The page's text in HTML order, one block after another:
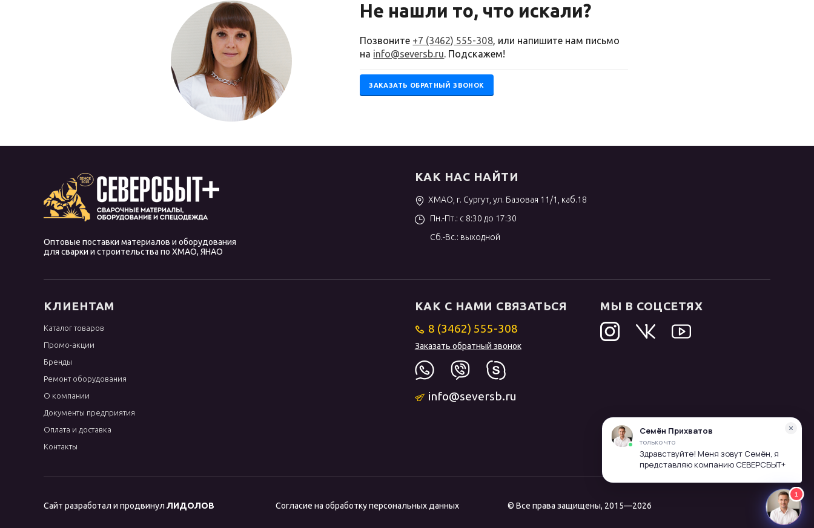
Не нашли то, что искали?
Позвоните +7 (3462) 555-308, или напишите нам письмо
на info@seversb.ru. Подскажем!
ЗАКАЗАТЬ ОБРАТНЫЙ ЗВОНОК
Оптовые поставки материалов и оборудования
для сварки и строительства по ХМАО, ЯНАО
КАК НАС НАЙТИ
ХМАО, г. Сургут, ул. Базовая 11/1, каб.18
Пн.-Пт.: с 8:30 до 17:30
Сб.-Вс.: выходной
КЛИЕНТАМ
Каталог товаров
Промо-акции
Бренды
Ремонт оборудования
О компании
Документы предприятия
Оплата и доставка
Контакты
КАК С НАМИ СВЯЗАТЬСЯ
8 (3462) 555-308
Заказать обратный звонок
info@seversb.ru
МЫ В СОЦСЕТЯХ
Сайт разработал и продвинулЛИДОЛОВ Согласие на обработку персональных данных © Все права защищены, 2015—2026